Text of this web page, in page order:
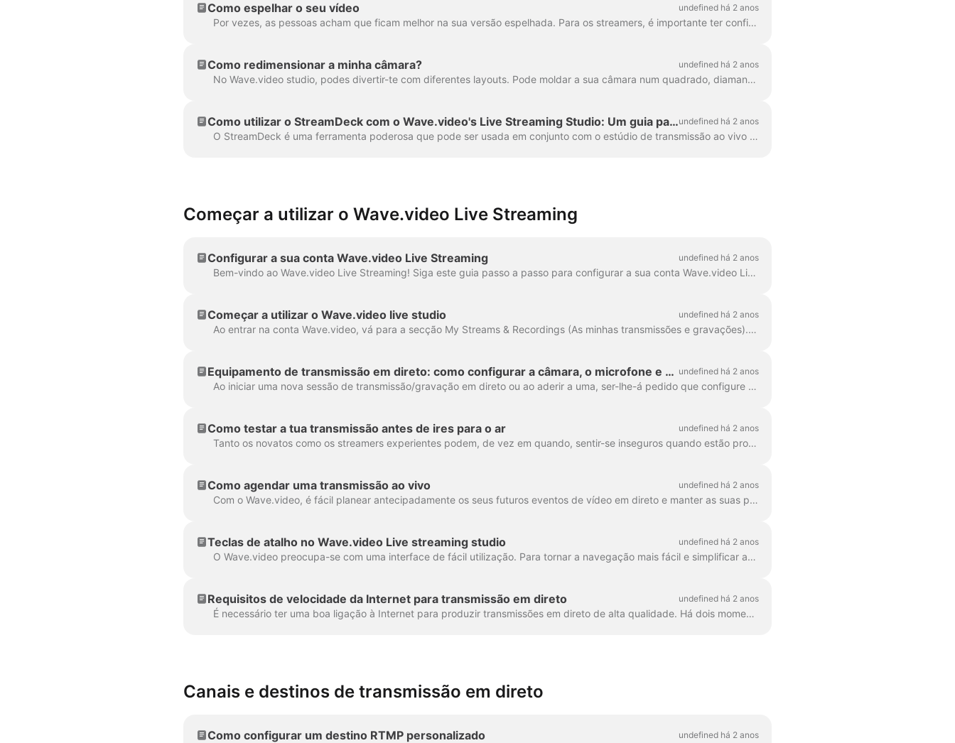
Como espelhar o seu vídeo undefined há 2 anos
Por vezes, as pessoas acham que ficam melhor na sua versão espelhada. Para os streamers, é importante ter confiança na câmara e apreciar a imagem.
Como redimensionar a minha câmara? undefined há 2 anos
No Wave.video studio, podes divertir-te com diferentes layouts. Pode moldar a sua câmara num quadrado, diamante, círculo, etc. Para além disso, pode ...
Como utilizar o StreamDeck com o Wave.video's Live Streaming Studio: Um guia passo a passo.undefined há 2 anos
O StreamDeck é uma ferramenta poderosa que pode ser usada em conjunto com o estúdio de transmissão ao vivo do Wave.video para agilizar seu fluxo de trabalho de transmissão ao vivo. O...
Começar a utilizar o Wave.video Live Streaming
Configurar a sua conta Wave.video Live Streaming undefined há 2 anos
Bem-vindo ao Wave.video Live Streaming! Siga este guia passo a passo para configurar a sua conta Wave.video Live Streaming e transmitir para várias plataformas...
Começar a utilizar o Wave.video live studio undefined há 2 anos
Ao entrar na conta Wave.video, vá para a secção My Streams & Recordings (As minhas transmissões e gravações). Na parte superior da página, existem quatro secções: Próximas, Em progr...
Equipamento de transmissão em direto: como configurar a câmara, o microfone e os auscultadores para uma transmissão undefined há 2 anos
Ao iniciar uma nova sessão de transmissão/gravação em direto ou ao aderir a uma, ser-lhe-á pedido que configure o seu equipamento: câmara, microfone e altifalantes. Se tiveres...
Como testar a tua transmissão antes de ires para o ar undefined há 2 anos
Tanto os novatos como os streamers experientes podem, de vez em quando, sentir-se inseguros quando estão prontos para entrar em direto. Testar as capacidades é muito útil...
Como agendar uma transmissão ao vivo undefined há 2 anos
Com o Wave.video, é fácil planear antecipadamente os seus futuros eventos de vídeo em direto e manter as suas próximas transmissões organizadas. Eis como pode programar uma...
Teclas de atalho no Wave.video Live streaming studio undefined há 2 anos
O Wave.video preocupa-se com uma interface de fácil utilização. Para tornar a navegação mais fácil e simplificar as acções de rotina, considere a utilização de teclas de atalho. Pode sempre...
Requisitos de velocidade da Internet para transmissão em direto undefined há 2 anos
É necessário ter uma boa ligação à Internet para produzir transmissões em direto de alta qualidade. Há dois momentos cruciais que os streamers devem ter em conta para...
Canais e destinos de transmissão em direto
Como configurar um destino RTMP personalizado undefined há 2 anos